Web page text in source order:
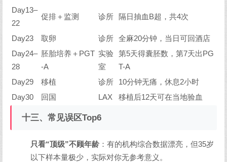
Day13–
22
促排＋监测 诊所 隔日抽血B超，共4次
Day23 取卵 诊所
全麻20分钟，当日可回酒店
Day24–
28
胚胎培养＋PGT
-A
实验
室
第5天得囊胚数，第7天出PG
T-A
Day29
移植 诊所
10分钟无痛，休息2小时
Day30
回国 LAX 移植后12天可在当地验血
十三、常见误区Top6
只看“顶级”不顾年龄 ：有的机构综合数据漂亮，但35岁
以下样本量极少，实际对你无参考意义。